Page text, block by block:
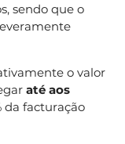
sendo que o
o valor
até aos
da facturação